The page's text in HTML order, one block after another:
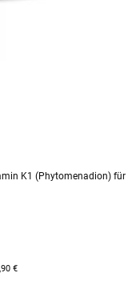
K1 (Phytomenadion) für
€